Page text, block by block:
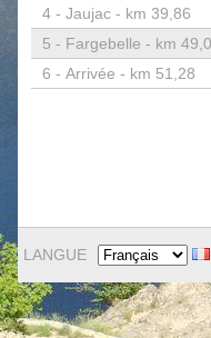
4 - Jaujac - km 39,86
5 - Fargebelle - km
6 - Arrivée - km 51,28
LANGUE